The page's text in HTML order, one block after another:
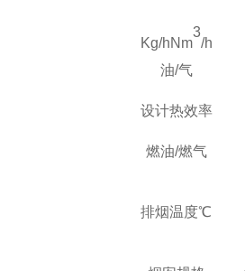
Kg/hNm
3
/h
油/气
设计热效率
燃油/燃气
排烟温度℃